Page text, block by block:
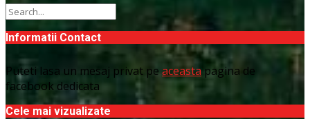
Informatii Contact
Puteti lasa un mesaj privat peaceasta pagina de
facebook dedicata
Cele mai vizualizate